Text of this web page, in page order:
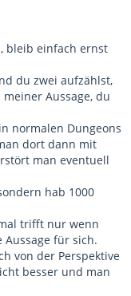
bleib einfach ernst
du zwei aufzählst,
Aussage, du
normalen Dungeons
dort dann mit
man eventuell
hab 1000
trifft nur wenn
für sich.
von der Perspektive
besser und man